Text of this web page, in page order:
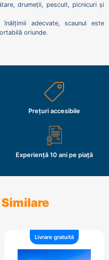
drumeții, pescuit, picnicuri și
adecvate, scaunul este
oriunde.
Prețuri accesibile
Experiență 10 ani pe piață
Similare
Livrare gratuită